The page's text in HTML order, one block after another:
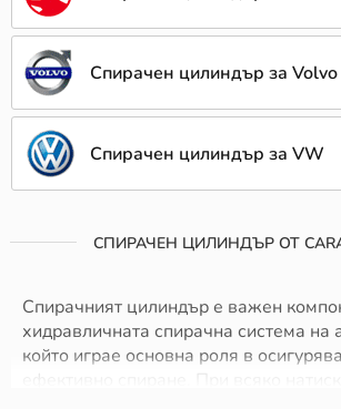
Спирачен цилиндър за Volvo
Спирачен цилиндър за VW
СПИРАЧЕН ЦИЛИНДЪР ОТ
Спирачният цилиндър е важен
хидравличната спирачна система на
който играе основна роля в